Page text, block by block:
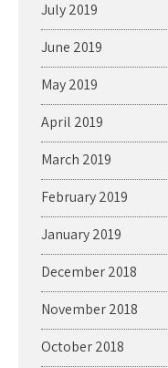
July 2019
June 2019
May 2019
April 2019
March 2019
February 2019
January 2019
December 2018
November 2018
October 2018